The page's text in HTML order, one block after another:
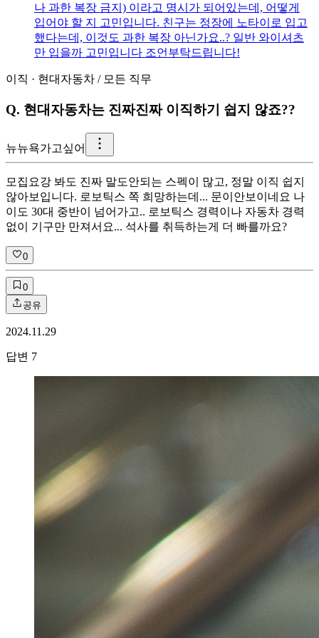
나 과한 복장 금지) 이라고 명시가 되어있는데, 어떻게
입어야 할 지 고민입니다. 친구는 정장에 노타이로 입고
했다는데, 이것도 과한 복장 아닌가요..? 일반 와이셔츠
만 입을까 고민입니다 조언부탁드립니다!
이직 · 현대자동차 / 모든 직무
Q. 현대자동차는 진짜진짜 이직하기 쉽지 않죠??
뉴뉴욕가고싶어
모집요강 봐도 진짜 말도안되는 스펙이 많고, 정말 이직 쉽지
않아보입니다. 로보틱스 쪽 희망하는데... 문이안보이네요 나
이도 30대 중반이 넘어가고.. 로보틱스 경력이나 자동차 경력
없이 기구만 만져서요... 석사를 취득하는게 더 빠를까요?
0
0
공유
2024.11.29
답변 7